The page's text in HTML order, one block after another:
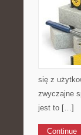
się z
zwyczajne
jest to […]
Continue